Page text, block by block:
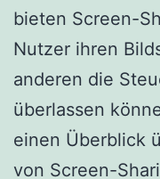
bieten Screen-
Nutzer ihren
anderen die
überlassen
einen Überblick
von Screen-